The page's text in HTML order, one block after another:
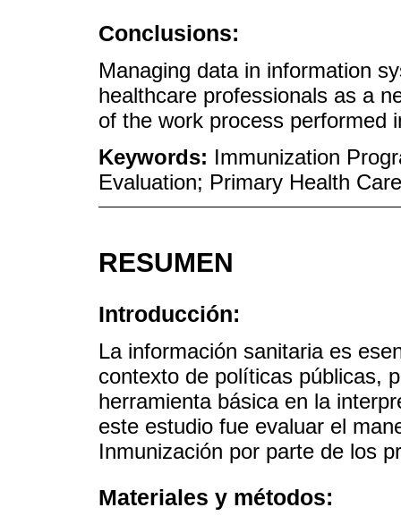
Conclusions:
Managing data in information
healthcare professionals as a
of the work process performed
Keywords: Immunization
Evaluation; Primary Health
RESUMEN
Introducción:
La información sanitaria es
contexto de políticas públicas,
herramienta básica en la
este estudio fue evaluar el
Inmunización por parte de los
Materiales y métodos: